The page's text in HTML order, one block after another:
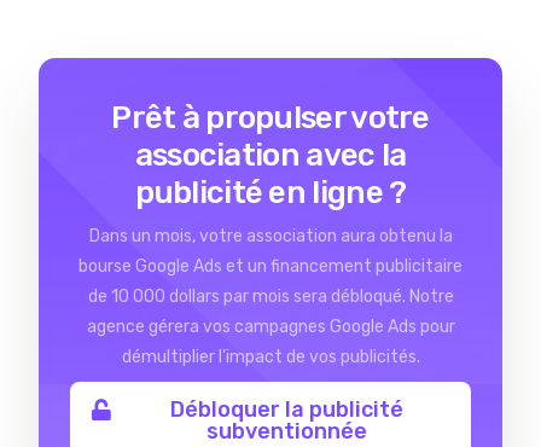
Prêt à propulser votre
association avec la
publicité en ligne ?
Dans un mois, votre association aura obtenu la
bourse Google Ads et un financement publicitaire
de 10 000 dollars par mois sera débloqué. Notre
agence gérera vos campagnes Google Ads pour
démultiplier l’impact de vos publicités.
Débloquer la publicité
subventionnée